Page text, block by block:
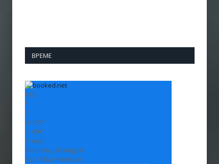
ВРЕМЕ
+33
°
C
H: +33°
L: +20°
Vranje
Saturday, 08 August
See 7-Day Forecast